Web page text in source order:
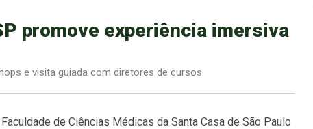
promove experiência imersiva
e visita guiada com diretores de cursos
de Ciências Médicas da Santa Casa de São Paulo